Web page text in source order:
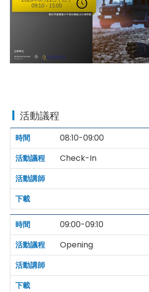
活動議程
08:10-09:00
Check-In
09:00-09:10
Opening